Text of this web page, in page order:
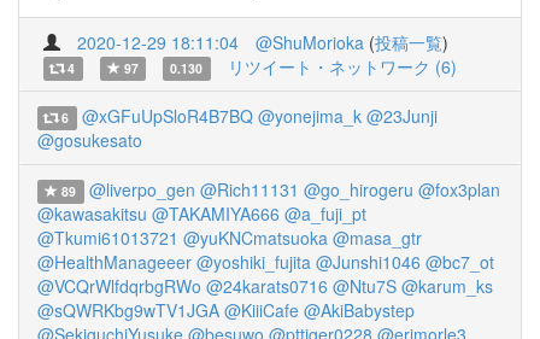
2020-12-29 18:11:04 @ShuMorioka (投稿一覧)
4 97 0.130 リツイート・ネットワーク (6)
6 @xGFuUpSloR4B7BQ @yonejima_k @23Junji
@gosukesato
89 @liverpo_gen @Rich11131 @go_hirogeru @fox3plan
@kawasakitsu @TAKAMIYA666 @a_fuji_pt
@Tkumi61013721 @yuKNCmatsuoka @masa_gtr
@HealthManageeer @yoshiki_fujita @Junshi1046 @bc7_ot
@VCQrWlfdqrbgRWo @24karats0716 @Ntu7S @karum_ks
@sQWRKbg9wTV1JGA @KiiiCafe @AkiBabystep
@SekiguchiYusuke @besuwo @pttiger0228 @erimorle3